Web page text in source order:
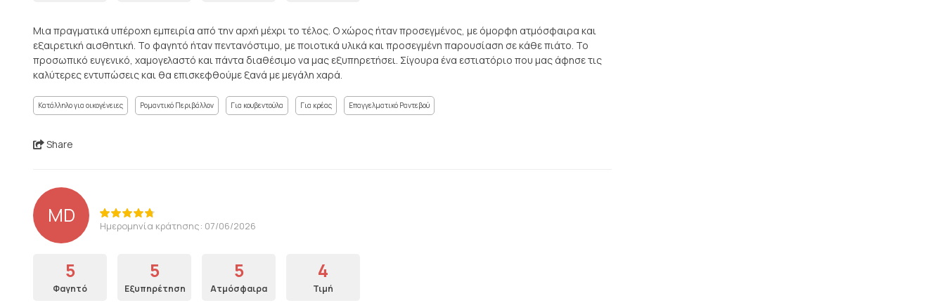
Μια πραγματικά υπέροχη εμπειρία από την αρχή μέχρι το τέλος. Ο χώρος ήταν προσεγμένος, με όμορφη ατμόσφαιρα και
εξαιρετική αισθητική. Το φαγητό ήταν πεντανόστιμο, με ποιοτικά υλικά και προσεγμένη παρουσίαση σε κάθε πιάτο. Το
προσωπικό ευγενικό, χαμογελαστό και πάντα διαθέσιμο να μας εξυπηρετήσει. Σίγουρα ένα εστιατόριο που μας άφησε τις
καλύτερες εντυπώσεις και θα επισκεφθούμε ξανά με μεγάλη χαρά.
Κατάλληλο για οικογένειες Ρομαντικό Περιβάλλον Για κουβεντούλα Για κρέας Επαγγελματικό Ραντεβού
Share
MD Ημερομηνία κράτησης: 07/06/2026
5
Φαγητό
5
Εξυπηρέτηση
5
Ατμόσφαιρα
4
Τιμή